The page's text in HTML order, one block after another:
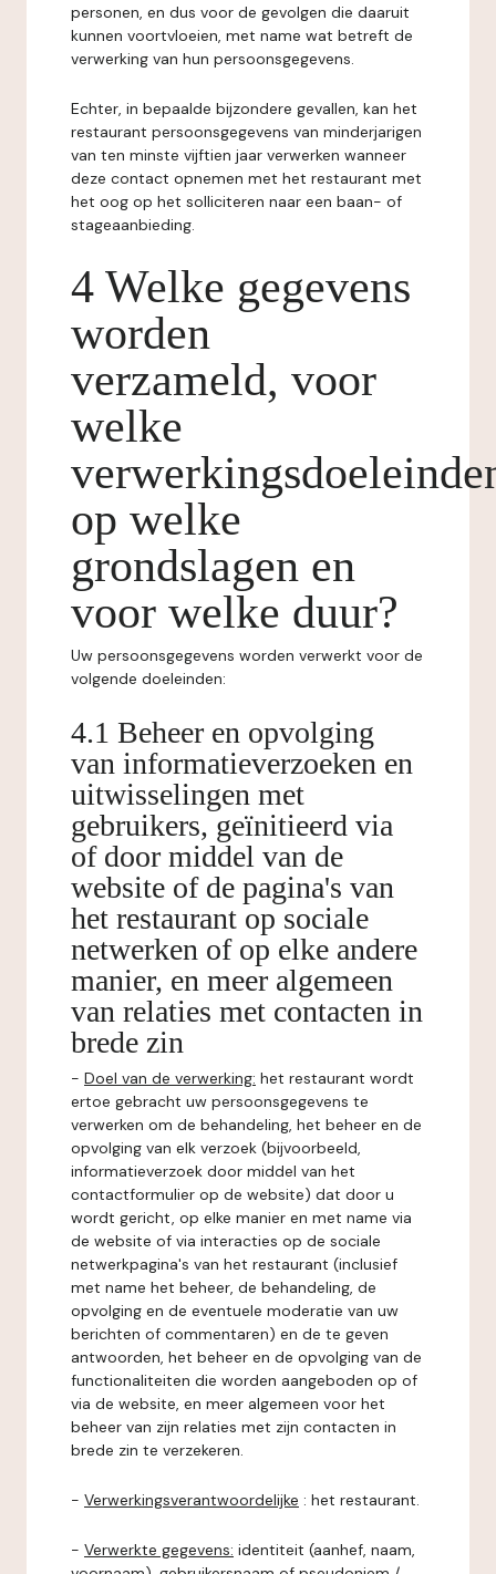
personen, en dus voor de gevolgen die daaruit
kunnen voortvloeien, met name wat betreft de
verwerking van hun persoonsgegevens.
Echter, in bepaalde bijzondere gevallen, kan het
restaurant persoonsgegevens van minderjarigen
van ten minste vijftien jaar verwerken wanneer
deze contact opnemen met het restaurant met
het oog op het solliciteren naar een baan- of
stageaanbieding.
4 Welke gegevens
worden
verzameld, voor
welke
op welke
grondslagen en
voor welke duur?
Uw persoonsgegevens worden verwerkt voor de
volgende doeleinden:
4.1 Beheer en opvolging
van informatieverzoeken en
uitwisselingen met
gebruikers, geïnitieerd via
of door middel van de
website of de pagina's van
het restaurant op sociale
netwerken of op elke andere
manier, en meer algemeen
van relaties met contacten in
brede zin
- Doel van de verwerking: het restaurant wordt
ertoe gebracht uw persoonsgegevens te
verwerken om de behandeling, het beheer en de
opvolging van elk verzoek (bijvoorbeeld,
informatieverzoek door middel van het
contactformulier op de website) dat door u
wordt gericht, op elke manier en met name via
de website of via interacties op de sociale
netwerkpagina's van het restaurant (inclusief
met name het beheer, de behandeling, de
opvolging en de eventuele moderatie van uw
berichten of commentaren) en de te geven
antwoorden, het beheer en de opvolging van de
functionaliteiten die worden aangeboden op of
via de website, en meer algemeen voor het
beheer van zijn relaties met zijn contacten in
brede zin te verzekeren.
- Verwerkingsverantwoordelijke : het restaurant.
- Verwerkte gegevens: identiteit (aanhef, naam,